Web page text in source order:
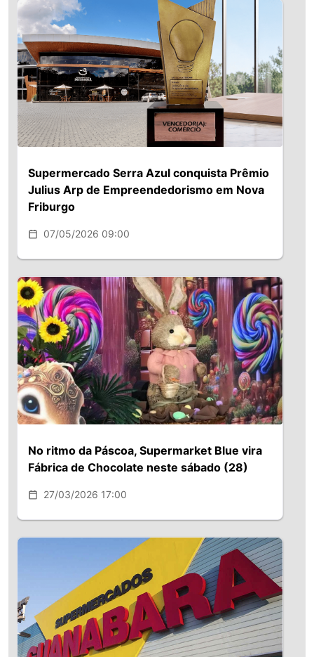
Supermercado Serra Azul conquista Prêmio
Julius Arp de Empreendedorismo em Nova
Friburgo
07/05/2026 09:00
No ritmo da Páscoa, Supermarket Blue vira
Fábrica de Chocolate neste sábado (28)
27/03/2026 17:00